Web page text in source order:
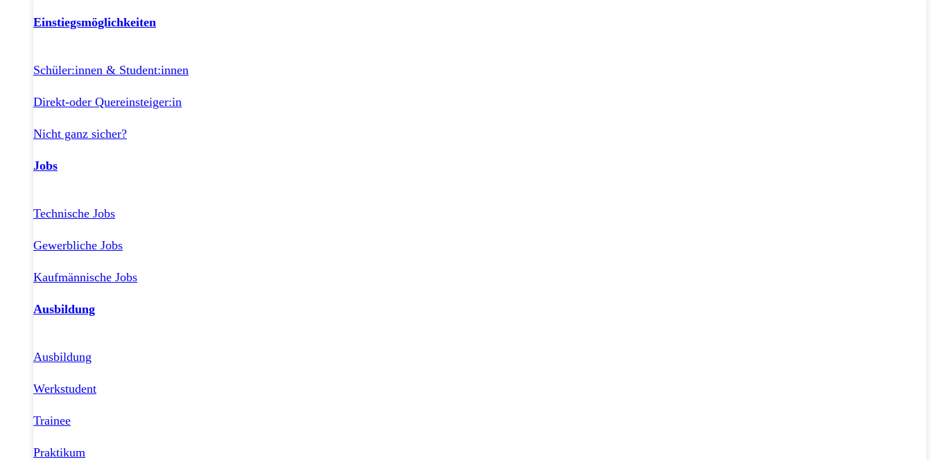
Einstiegsmöglichkeiten
Schüler:innen & Student:innen
Direkt-oder Quereinsteiger:in
Nicht ganz sicher?
Jobs
Technische Jobs
Gewerbliche Jobs
Kaufmännische Jobs
Ausbildung
Ausbildung
Werkstudent
Trainee
Praktikum